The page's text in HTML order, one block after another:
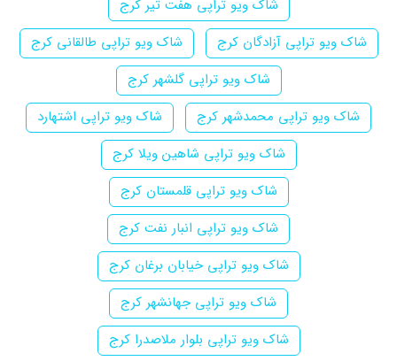
شاک ویو تراپی هفت تیر کرج
شاک ویو تراپی آزادگان کرج
شاک ویو تراپی طالقانی کرج
شاک ویو تراپی گلشهر کرج
شاک ویو تراپی محمدشهر کرج
شاک ویو تراپی اشتهارد
شاک ویو تراپی شاهین ویلا کرج
شاک ویو تراپی قلمستان کرج
شاک ویو تراپی انبار نفت کرج
شاک ویو تراپی خیابان برغان کرج
شاک ویو تراپی جهانشهر کرج
شاک ویو تراپی بلوار ملاصدرا کرج